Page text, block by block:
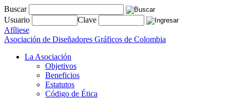
Buscar
Usuario
Clave
Afíliese
Asociación de Diseñadores Gráficos de Colombia
La Asociación
Objetivos
Beneficios
Estatutos
Código de Ética